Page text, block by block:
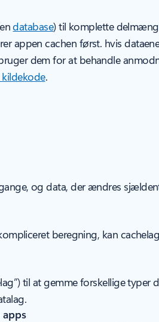
database) til komplette
appen cachen først. hvis
dem for at behandle
kildekode.
og data, der ændres
beregning, kan
til at gemme forskellige